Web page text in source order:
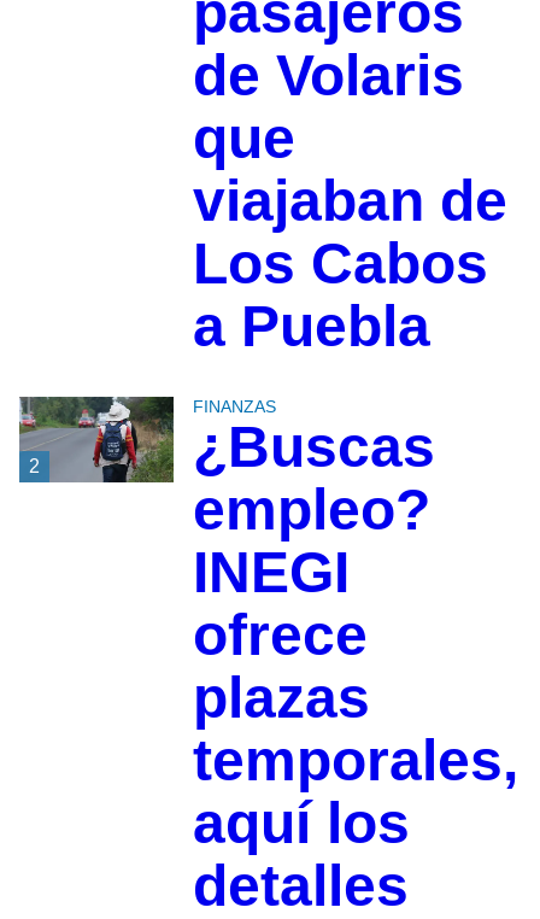
de Volaris
que
viajaban de
Los Cabos
a Puebla
2
FINANZAS
¿Buscas
empleo?
INEGI
ofrece
plazas
temporales,
aquí los
detalles